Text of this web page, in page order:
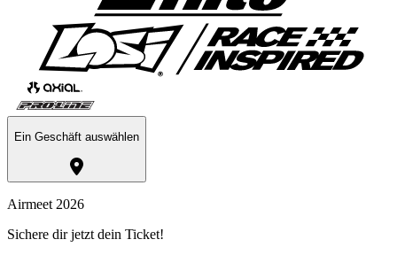
Ein Geschäft auswählen
Airmeet 2026
Sichere dir jetzt dein Ticket!